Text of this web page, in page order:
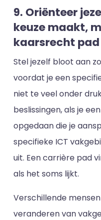
9. Oriënteer
keuze maakt,
kaarsrecht pad
Stel jezelf bloot aan
voordat je een
niet te veel onder
beslissingen, als je
opgedaan die je
specifieke ICT
uit. Een carrière pad
als het soms lijkt.
Verschillende
veranderen van